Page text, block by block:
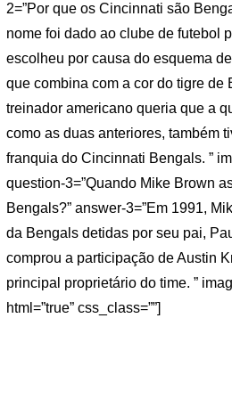
2=”Por que os Cincinnati são
nome foi dado ao clube de futebol
escolheu por causa do esquema
que combina com a cor do tigre de
treinador americano queria que a
como as duas anteriores, também
franquia do Cincinnati Bengals. ”
question-3=”Quando Mike Brown
Bengals?” answer-3=”Em 1991,
da Bengals detidas por seu pai,
comprou a participação de Austin
principal proprietário do time. ”
html=”true” css_class=””]